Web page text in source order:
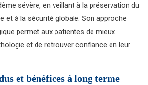
sévère, en veillant à la préservation du
et à la sécurité globale. Son approche
permet aux patientes de mieux
et de retrouver confiance en leur
et bénéfices à long terme